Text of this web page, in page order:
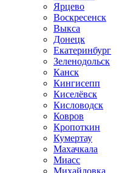
Ярцево
Воскресенск
Выкса
Донецк
Екатеринбург
Зеленодольск
Канск
Кингисепп
Киселёвск
Кисловодск
Ковров
Кропоткин
Кумертау
Махачкала
Миасс
Михайловка